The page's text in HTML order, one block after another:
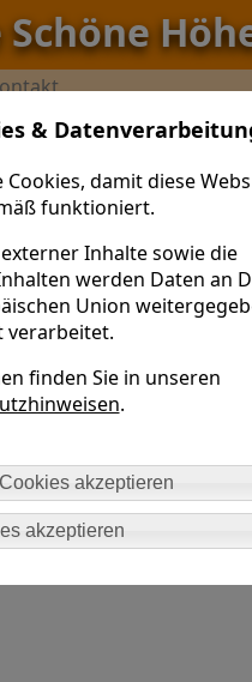
&
damit diese
funktioniert.
Inhalte sowie die
werden Daten an
Union
verarbeitet.
finden Sie in unseren
.
akzeptieren
akzeptieren